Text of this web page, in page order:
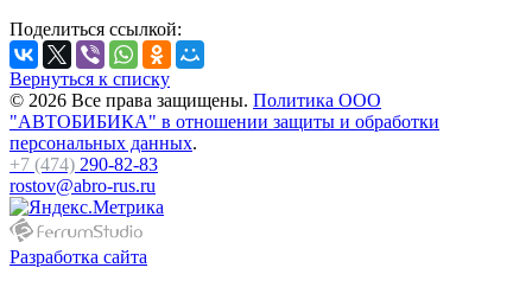
Поделиться ссылкой:
Вернуться к списку
© 2026 Все права защищены. Политика ООО
"АВТОБИБИКА" в отношении защиты и обработки
персональных данных.
+7 (474) 290-82-83
rostov@abro-rus.ru
Разработка сайта